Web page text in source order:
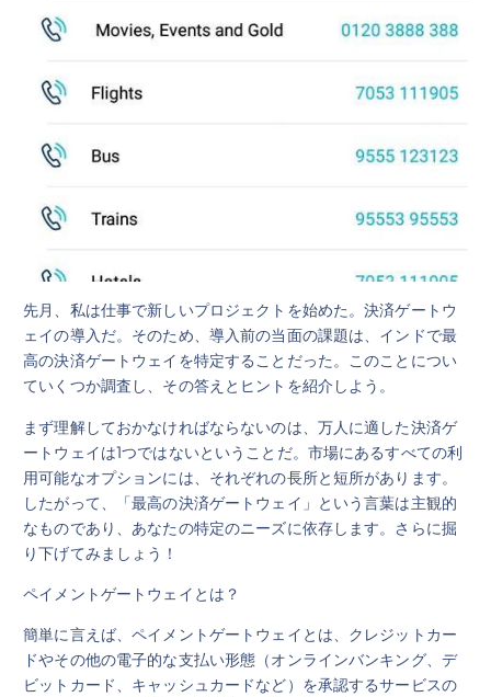
先月、私は仕事で新しいプロジェクトを始めた。決済ゲートウ
ェイの導入だ。そのため、導入前の当面の課題は、インドで最
高の決済ゲートウェイを特定することだった。このことについ
ていくつか調査し、その答えとヒントを紹介しよう。
まず理解しておかなければならないのは、万人に適した決済ゲ
ートウェイは1つではないということだ。市場にあるすべての利
用可能なオプションには、それぞれの長所と短所があります。
したがって、「最高の決済ゲートウェイ」という言葉は主観的
なものであり、あなたの特定のニーズに依存します。さらに掘
り下げてみましょう！
ペイメントゲートウェイとは？
簡単に言えば、ペイメントゲートウェイとは、クレジットカー
ドやその他の電子的な支払い形態（オンラインバンキング、デ
ビットカード、キャッシュカードなど）を承認するサービスの